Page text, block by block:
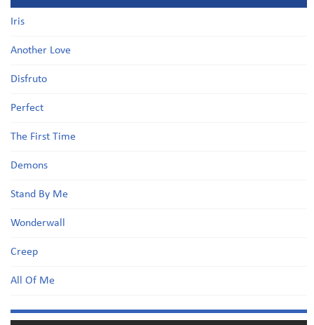
Iris
Another Love
Disfruto
Perfect
The First Time
Demons
Stand By Me
Wonderwall
Creep
All Of Me